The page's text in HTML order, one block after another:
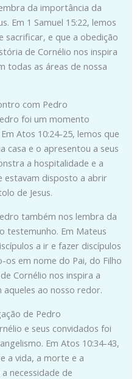
da importância da
Em 1 Samuel 15:22, lemos
sacrificar, e que a obedição
de Cornélio nos inspira
todas as áreas de nossa
com Pedro
foi um momento
Atos 10:24-25, lemos que
casa e o apresentou a seus
a hospitalidade e a
estavam disposto a abrir
de Jesus.
também nos lembra da
testemunho. Em Mateus
a ir e fazer discípulos
os em nome do Pai, do Filho
Cornélio nos inspira a
ao nosso redor.
de Pedro
e seus convidados foi
Em Atos 10:34-43,
a vida, a morte e a
necessidade de